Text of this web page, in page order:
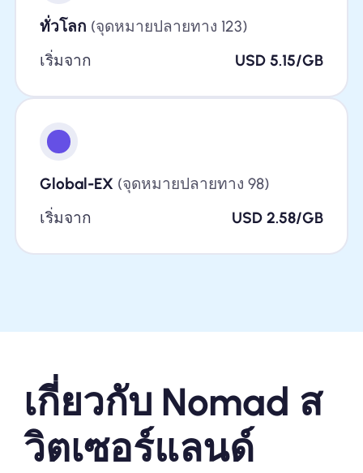
ทั่วโลก (จุดหมายปลายทาง 123)
เริ่มจาก
USD 5.15/GB
Global-EX (จุดหมายปลายทาง 98)
เริ่มจาก
USD 2.58/GB
เกี่ยวกับ Nomad ส
วิตเซอร์แลนด์